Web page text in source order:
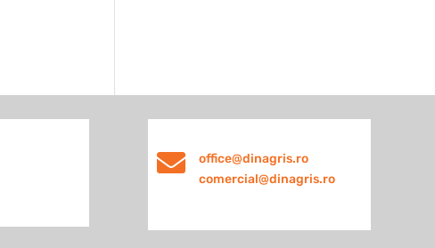

office@dinagris.ro
comercial@dinagris.ro